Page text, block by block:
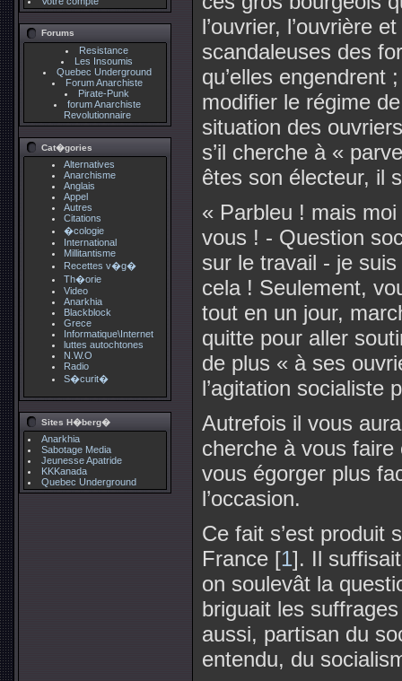
Forums
Resistance
Les Insoumis
Quebec Underground
Forum Anarchiste
Pirate-Punk
forum Anarchiste
Revolutionnaire
Cat�gories
Alternatives
Anarchisme
Anglais
Appel
Autres
Citations
�cologie
International
Millitantisme
Recettes v�g�
Th�orie
Video
Anarkhia
Blackblock
Grece
Informatique\Internet
luttes autochtones
N.W.O
Radio
S�curit�
Sites H�berg�
Anarkhia
Sabotage Media
Jeunesse Apatride
KKKanada
Quebec Underground
l’ouvrier, l’ouvrière
scandaleuses des
qu’elles engendrent
modifier le régime
situation des
s’il cherche à «
êtes son électeur, il
« Parbleu ! mais
vous ! - Question
sur le travail - je
cela ! Seulement,
tout en un jour,
quitte pour aller
de plus « à ses
l’agitation socialiste
Autrefois il vous
cherche à vous faire
vous égorger plus
l’occasion.
Ce fait s’est produit
France [1]. Il
on soulevât la
briguait les
aussi, partisan du
entendu, du